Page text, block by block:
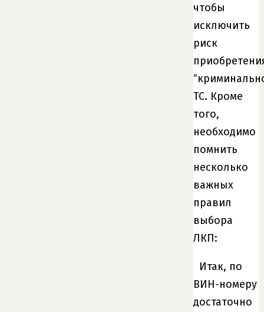
чтобы
исключить
риск
ТС. Кроме
того,
необходимо
помнить
несколько
важных
правил
выбора
ЛКП:
Итак, по
ВИН-номеру
достаточно